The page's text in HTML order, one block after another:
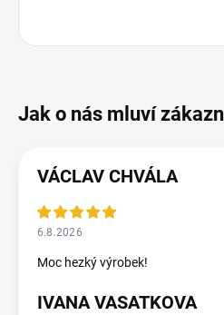
VÁCLAV CHVÁLA
6.8.2026
Moc hezký výrobek!
IVANA VASATKOVA